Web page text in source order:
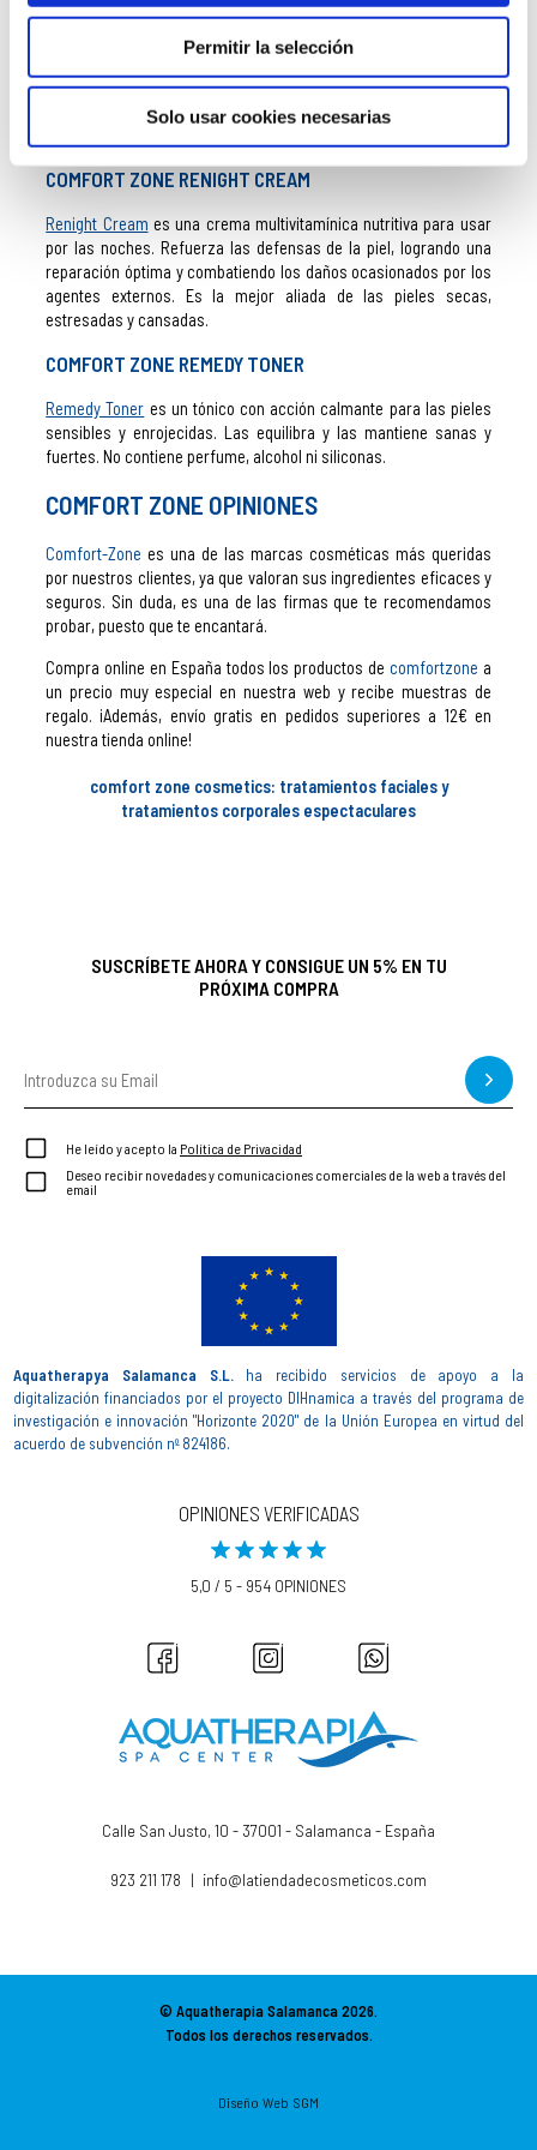
Permitir la selección
Solo usar cookies necesarias
COMFORT ZONE BODY ACTIVE CREAM
corporal para regenerar la piel después de la actividad física.
Hidrata y aporta elasticidad gracias a su efecto lipolítico y
COMFORT ZONE RENIGHT CREAM
Renight Cream es una crema multivitamínica nutritiva para usar
por las noches. Refuerza las defensas de la piel, logrando una
reparación óptima y combatiendo los daños ocasionados por los
agentes externos. Es la mejor aliada de las pieles secas,
estresadas y cansadas.
COMFORT ZONE REMEDY TONER
Remedy Toner es un tónico con acción calmante para las pieles
sensibles y enrojecidas. Las equilibra y las mantiene sanas y
fuertes. No contiene perfume, alcohol ni siliconas.
COMFORT ZONE OPINIONES
Comfort-Zone es una de las marcas cosméticas más queridas
por nuestros clientes, ya que valoran sus ingredientes eficaces y
seguros. Sin duda, es una de las firmas que te recomendamos
probar, puesto que te encantará.
Compra online en España todos los productos de comfortzone a
un precio muy especial en nuestra web y recibe muestras de
regalo. ¡Además, envío gratis en pedidos superiores a 12€ en
nuestra tienda online!
comfort zone cosmetics: tratamientos faciales y
tratamientos corporales espectaculares
SUSCRÍBETE AHORA Y CONSIGUE UN 5% EN TU
PRÓXIMA COMPRA
He leído y acepto la Política de Privacidad
Deseo recibir novedades y comunicaciones comerciales de la web a través del
email
Aquatherapya Salamanca S.L. ha recibido servicios de apoyo a la
digitalización financiados por el proyecto DIHnamica a través del programa de
investigación e innovación "Horizonte 2020" de la Unión Europea en virtud del
acuerdo de subvención nº 824186.
OPINIONES VERIFICADAS
5,0 / 5 - 954 OPINIONES
Calle San Justo, 10 - 37001 - Salamanca - España
923 211 178 | info@latiendadecosmeticos.com
© Aquatherapia Salamanca2026.
Todos los derechos reservados.
Diseño Web SGM